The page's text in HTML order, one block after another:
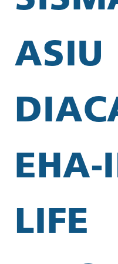
ASIU
EHA-
LIFE